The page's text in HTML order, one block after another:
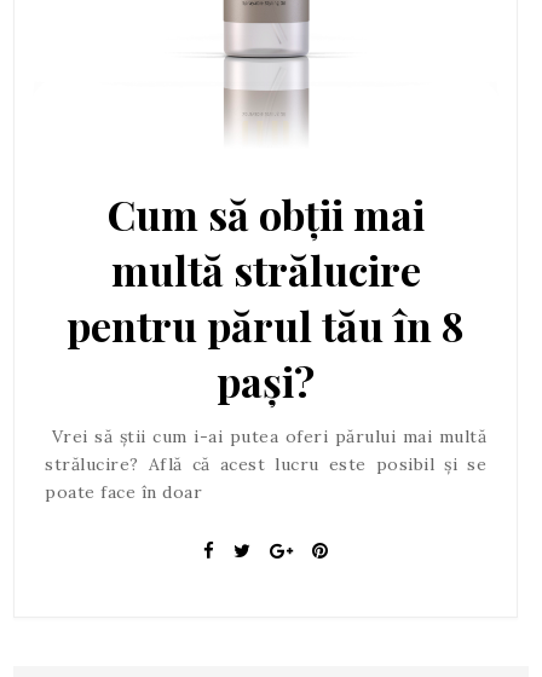
Cum să obții mai
multă strălucire
pentru părul tău în 8
pași?
Vrei să știi cum i-ai putea oferi părului mai multă
strălucire? Află că acest lucru este posibil și se
poate face în doar